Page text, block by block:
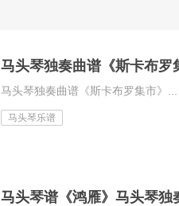
马头琴独奏曲谱《斯卡布罗
马头琴独奏曲谱《斯卡布罗集市》...
马头琴乐谱
马头琴谱《鸿雁》马头琴独